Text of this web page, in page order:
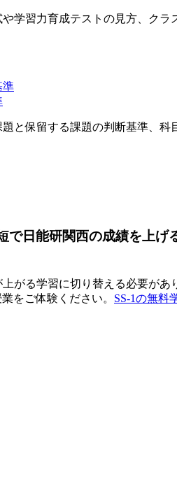
学習力育成テストの見方、ク
と保留する課題の判断基準、
日能研関西の成績を上げ
る学習に切り替える必要が
をご体験ください。 SS-1の無料